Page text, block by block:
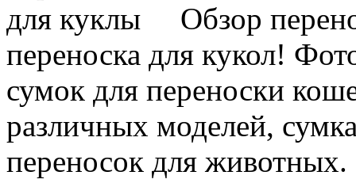
Обзор
переноска для кукол!
сумок для переноски
различных моделей,
переносок для